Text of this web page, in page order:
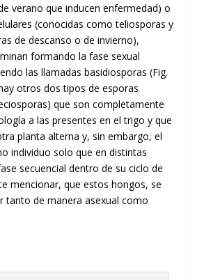
verano que inducen enfermedad) o
(conocidas como teliosporas y
de descanso o de invierno),
formando la fase sexual
las llamadas basidiosporas (Fig.
otros dos tipos de esporas
que son completamente
a las presentes en el trigo y que
planta alterna y, sin embargo, el
individuo solo que en distintas
secuencial dentro de su ciclo de
mencionar, que estos hongos, se
tanto de manera asexual como